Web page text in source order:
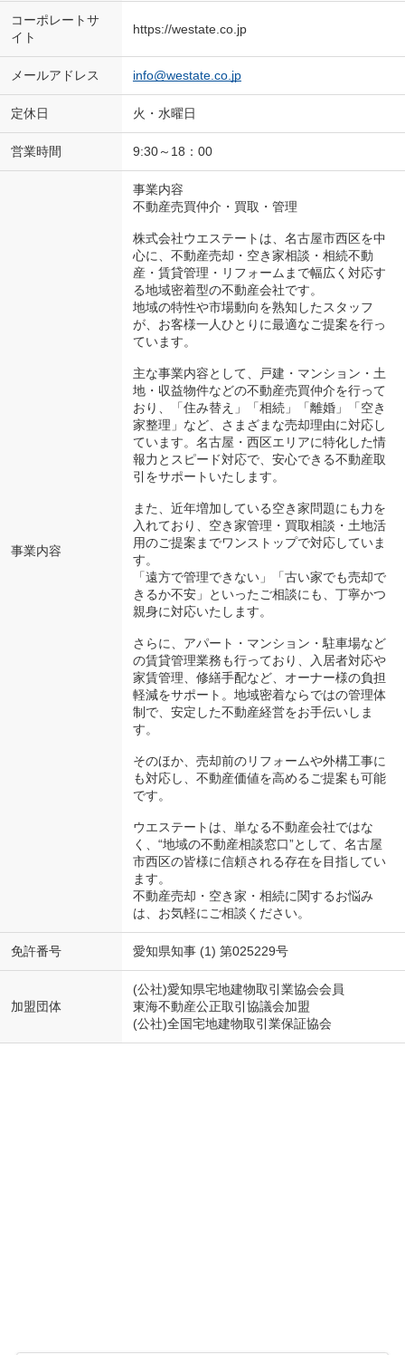
コーポレートサ
イト
https://westate.co.jp
メールアドレス info@westate.co.jp
定休日 火・水曜日
営業時間 9:30～18：00
事業内容
事業内容
不動産売買仲介・買取・管理
株式会社ウエステートは、名古屋市西区を中
心に、不動産売却・空き家相談・相続不動
産・賃貸管理・リフォームまで幅広く対応す
る地域密着型の不動産会社です。
地域の特性や市場動向を熟知したスタッフ
が、お客様一人ひとりに最適なご提案を行っ
ています。
主な事業内容として、戸建・マンション・土
地・収益物件などの不動産売買仲介を行って
おり、「住み替え」「相続」「離婚」「空き
家整理」など、さまざまな売却理由に対応し
ています。名古屋・西区エリアに特化した情
報力とスピード対応で、安心できる不動産取
引をサポートいたします。
また、近年増加している空き家問題にも力を
入れており、空き家管理・買取相談・土地活
用のご提案までワンストップで対応していま
す。
「遠方で管理できない」「古い家でも売却で
きるか不安」といったご相談にも、丁寧かつ
親身に対応いたします。
さらに、アパート・マンション・駐車場など
の賃貸管理業務も行っており、入居者対応や
家賃管理、修繕手配など、オーナー様の負担
軽減をサポート。地域密着ならではの管理体
制で、安定した不動産経営をお手伝いしま
す。
そのほか、売却前のリフォームや外構工事に
も対応し、不動産価値を高めるご提案も可能
です。
ウエステートは、単なる不動産会社ではな
く、“地域の不動産相談窓口”として、名古屋
市西区の皆様に信頼される存在を目指してい
ます。
不動産売却・空き家・相続に関するお悩み
は、お気軽にご相談ください。
免許番号 愛知県知事 (1) 第025229号
加盟団体
(公社)愛知県宅地建物取引業協会会員
東海不動産公正取引協議会加盟
(公社)全国宅地建物取引業保証協会